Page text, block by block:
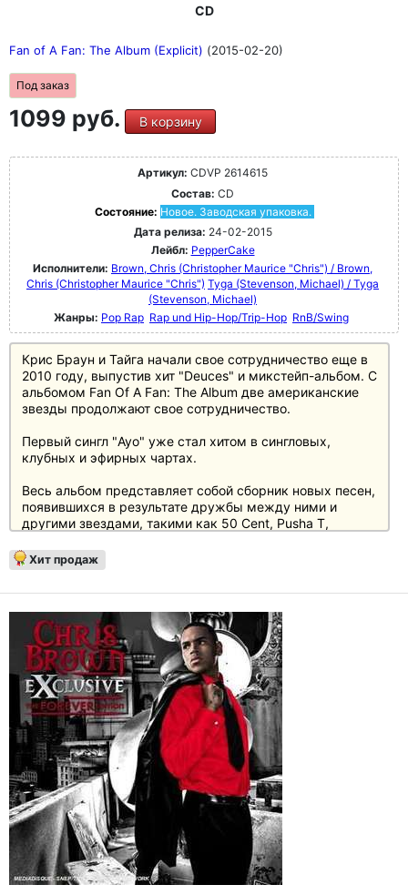
CD
Fan of A Fan: The Album (Explicit) (2015-02-20)
Под заказ
1099 руб. В корзину
Артикул: CDVP 2614615
Состав: CD
Состояние: Новое. Заводская упаковка.
Дата релиза: 24-02-2015
Лейбл: PepperCake
Исполнители: Brown, Chris (Christopher Maurice "Chris") / Brown,
Chris (Christopher Maurice "Chris") Tyga (Stevenson, Michael) / Tyga
(Stevenson, Michael)
Жанры: Pop Rap Rap und Hip-Hop/Trip-Hop RnB/Swing
Крис Браун и Тайга начали свое сотрудничество еще в
2010 году, выпустив хит "Deuces" и микстейп-альбом. С
альбомом Fan Of A Fan: The Album две американские
звезды продолжают свое сотрудничество.
Первый сингл "Ayo" уже стал хитом в сингловых,
клубных и эфирных чартах.
Весь альбом представляет собой сборник новых песен,
появившихся в результате дружбы между ними и
другими звездами, такими как 50 Cent, Pusha T,
Хит продаж